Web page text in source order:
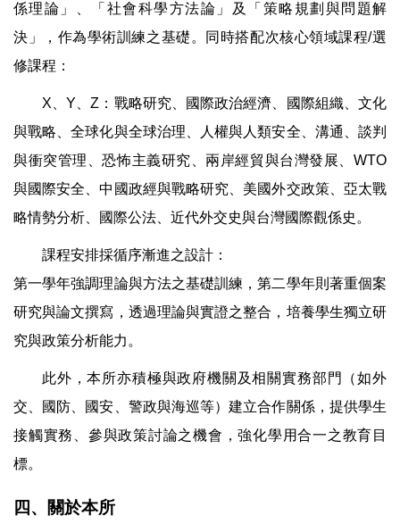
係理論」、「社會科學方法論」及「策略規劃與問題解
決」，作為學術訓練之基礎。同時搭配次核心領域課程/選
修課程：
X 、Y 、Z ：戰略研究、國際政治經濟、國際組織、文化
與戰略、全球化與全球治理、人權與人類安全、溝通、談判
與衝突管理、恐怖主義研究、兩岸經貿與台灣發展、 WTO
與國際安全、中國政經與戰略研究、美國外交政策、亞太戰
略情勢分析、國際公法、近代外交史與台灣國際觀係史。
課程安排採循序漸進之設計：
第一學年強調理論與方法之基礎訓練，第二學年則著重個案
研究與論文撰寫，透過理論與實證之整合，培養學生獨立研
究與政策分析能力。
此外，本所亦積極與政府機關及相關實務部門（如外
交、國防、國安、警政與海巡等）建立合作關係，提供學生
接觸實務、參與政策討論之機會，強化學用合一之教育目
標。
四、關於本所